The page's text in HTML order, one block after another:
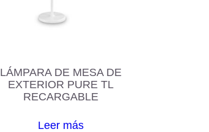
LÁMPARA DE MESA DE
EXTERIOR PURE TL
RECARGABLE
Leer más